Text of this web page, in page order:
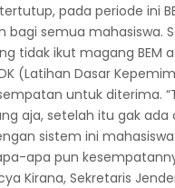
pada periode ini
bagi semua mahasiswa.
tidak ikut magang BEM
(Latihan Dasar
untuk diterima.
aja, setelah itu gak
sistem ini
apa pun
Kirana, Sekretaris